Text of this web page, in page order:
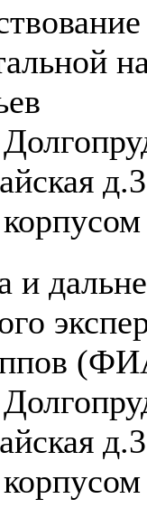
и